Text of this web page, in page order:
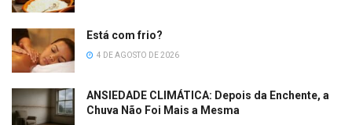
Está com frio?
4 DE AGOSTO DE 2026
ANSIEDADE CLIMÁTICA: Depois da Enchente, a
Chuva Não Foi Mais a Mesma